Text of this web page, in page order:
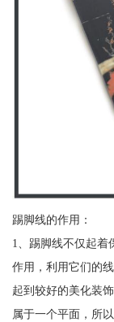
踢脚线的作用：
1、踢脚线不仅起着
作用，利用它们的
起到较好的美化装
属于一个平面，所